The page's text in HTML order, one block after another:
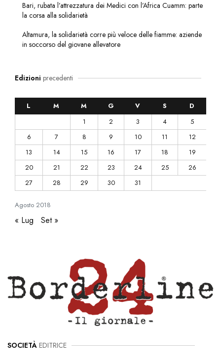
Bari, rubata l’attrezzatura dei Medici con l’Africa Cuamm: parte
la corsa alla solidarietà
Altamura, la solidarietà corre più veloce delle fiamme: aziende
in soccorso del giovane allevatore
Edizioni precedenti
Agosto 2018
L M M G V S
D
1
2 3 4
5
6
7 8 9 10 11
12
13
14 15 16 17 18
19
20
21 22 23 24 25
26
27
28 29 30 31
« Lug Set »
SOCIETÀ EDITRICE